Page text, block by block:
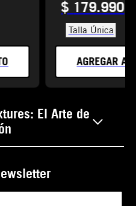
Frame
$ 179.990
Talla Única
AGREGAR AL
El Arte de